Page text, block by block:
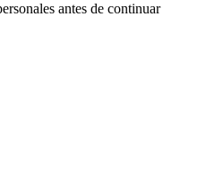
antes de continuar